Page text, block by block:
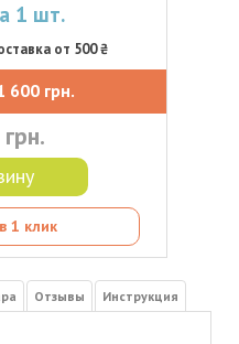
1 шт.
от 500 ₴
600 грн.
1 клик
Отзывы Инструкция